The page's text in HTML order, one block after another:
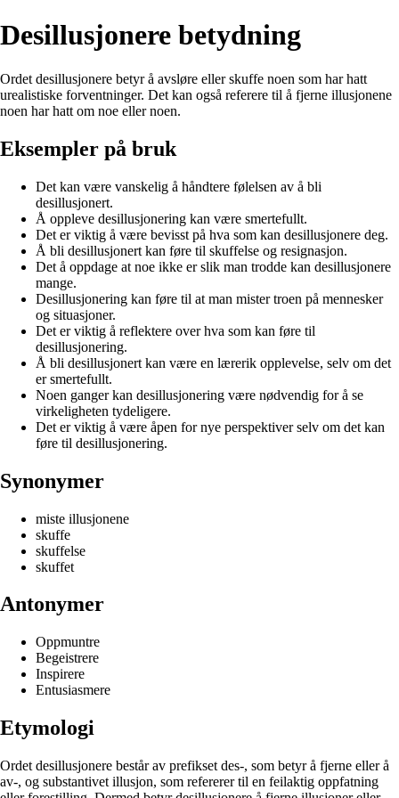
Desillusjonere betydning
Ordet desillusjonere betyr å avsløre eller skuffe noen som har hatt
urealistiske forventninger. Det kan også referere til å fjerne illusjonene
noen har hatt om noe eller noen.
Eksempler på bruk
Det kan være vanskelig å håndtere følelsen av å bli
desillusjonert.
Å oppleve desillusjonering kan være smertefullt.
Det er viktig å være bevisst på hva som kan desillusjonere deg.
Å bli desillusjonert kan føre til skuffelse og resignasjon.
Det å oppdage at noe ikke er slik man trodde kan desillusjonere
mange.
Desillusjonering kan føre til at man mister troen på mennesker
og situasjoner.
Det er viktig å reflektere over hva som kan føre til
desillusjonering.
Å bli desillusjonert kan være en lærerik opplevelse, selv om det
er smertefullt.
Noen ganger kan desillusjonering være nødvendig for å se
virkeligheten tydeligere.
Det er viktig å være åpen for nye perspektiver selv om det kan
føre til desillusjonering.
Synonymer
miste illusjonene
skuffe
skuffelse
skuffet
Antonymer
Oppmuntre
Begeistrere
Inspirere
Entusiasmere
Etymologi
Ordet desillusjonere består av prefikset des-, som betyr å fjerne eller å
av-, og substantivet illusjon, som refererer til en feilaktig oppfatning